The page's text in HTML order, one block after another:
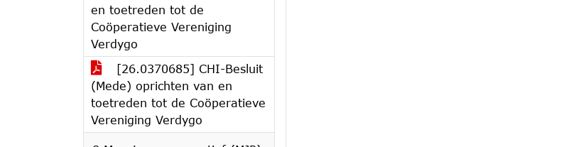
en toetreden tot de
Coöperatieve Vereniging
Verdygo
[26.0370685] CHI-Besluit
(Mede) oprichten van en
toetreden tot de Coöperatieve
Vereniging Verdygo